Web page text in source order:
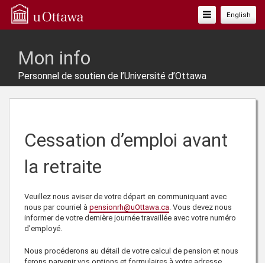
English
Basculer
La
Mon info
Personnel de soutien de l’Université d’Ottawa
Cessation d’emploi avant
la retraite
Veuillez nous aviser de votre départ en communiquant avec
nous par courriel à pensionrh@uOttawa.ca. Vous devez nous
informer de votre dernière journée travaillée avec votre numéro
d’employé.
Nous procéderons au détail de votre calcul de pension et nous
ferons parvenir vos options et formulaires à votre adresse